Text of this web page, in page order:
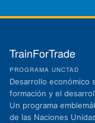
TrainForTrade
PROGRAMA UNCTAD
Desarrollo económico
formación y el
Un programa
de las Naciones